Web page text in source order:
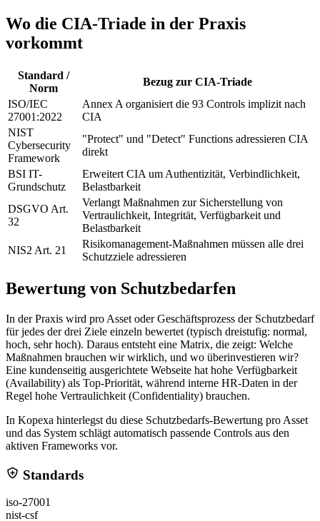
Wo die CIA-Triade in der Praxis
vorkommt
Standard /
Norm
Bezug zur CIA-Triade
ISO/IEC
27001:2022
Annex A organisiert die 93 Controls implizit nach
CIA
NIST
Cybersecurity
Framework
"Protect" und "Detect" Functions adressieren CIA
direkt
BSI IT-
Grundschutz
Erweitert CIA um Authentizität, Verbindlichkeit,
Belastbarkeit
DSGVO Art.
32
Verlangt Maßnahmen zur Sicherstellung von
Vertraulichkeit, Integrität, Verfügbarkeit und
Belastbarkeit
NIS2 Art. 21
Risikomanagement-Maßnahmen müssen alle drei
Schutzziele adressieren
Bewertung von Schutzbedarfen
In der Praxis wird pro Asset oder Geschäftsprozess der Schutzbedarf
für jedes der drei Ziele einzeln bewertet (typisch dreistufig: normal,
hoch, sehr hoch). Daraus entsteht eine Matrix, die zeigt: Welche
Maßnahmen brauchen wir wirklich, und wo überinvestieren wir?
Eine kundenseitig ausgerichtete Webseite hat hohe Verfügbarkeit
(Availability) als Top-Priorität, während interne HR-Daten in der
Regel hohe Vertraulichkeit (Confidentiality) brauchen.
In Kopexa hinterlegst du diese Schutzbedarfs-Bewertung pro Asset
und das System schlägt automatisch passende Controls aus den
aktiven Frameworks vor.
Standards
iso-27001
nist-csf